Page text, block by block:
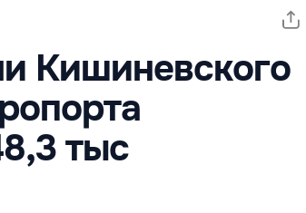
Кишиневского
тыс